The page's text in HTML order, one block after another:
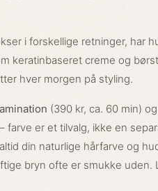
i forskellige retninger, har
keratinbaseret creme og
hver morgen på styling.
(390 kr, ca. 60 min) og
farve er et tilvalg, ikke en
din naturlige hårfarve og
bryn ofte er smukke